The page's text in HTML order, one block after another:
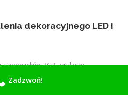
dekoracyjnego LED i
sterowników RGB, zasilaczy.
sauny lub jacuzzi.
Zadzwoń!